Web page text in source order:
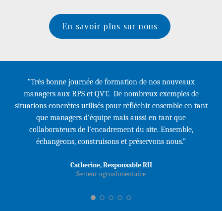
En savoir plus sur nous
“Très bonne journée de formation de nos nouveaux
managers aux RPS et QVT. De nombreux exemples de
situations concrètes utilisés pour réfléchir ensemble en tant
que managers d’équipe mais aussi en tant que
collaborateurs de l’encadrement du site. Ensemble,
échangeons, construisons et préservons nous.”
Catherine, Responsable RH
Secteur agroalimentaire